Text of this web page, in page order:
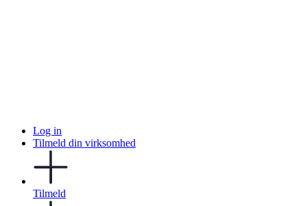
Log in
Tilmeld din virksomhed
Tilmeld